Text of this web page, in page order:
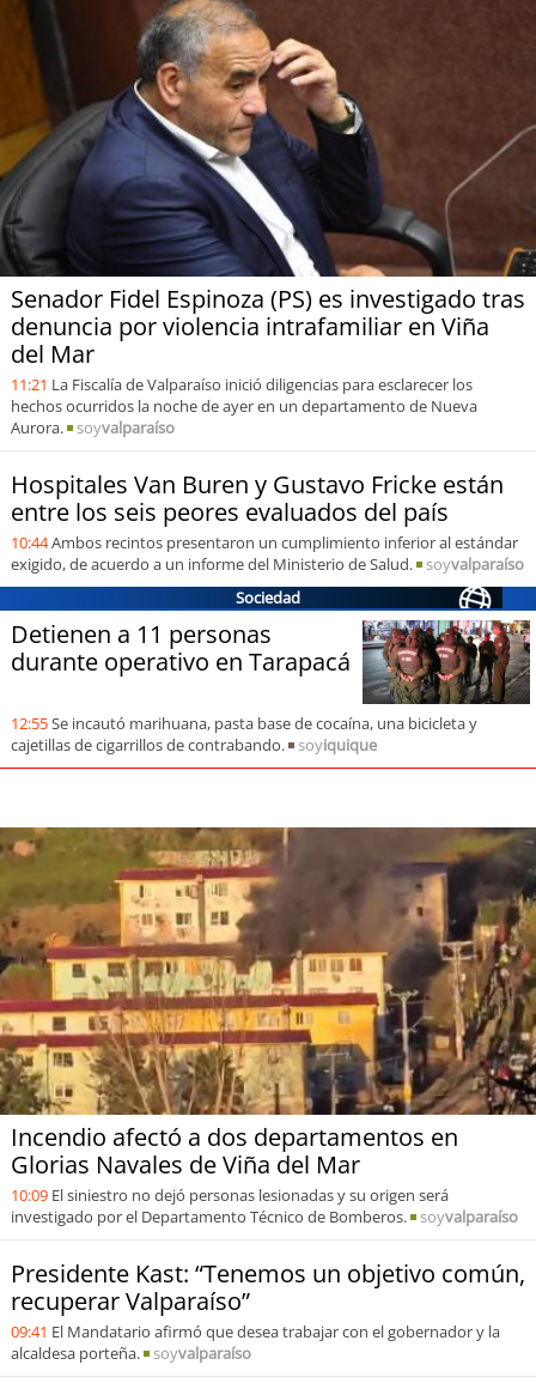
osorno
puertomontt
soychiloé
Senador Fidel Espinoza (PS) es investigado tras
denuncia por violencia intrafamiliar en Viña
del Mar
11:21 La Fiscalía de Valparaíso inició diligencias para esclarecer los
hechos ocurridos la noche de ayer en un departamento de Nueva
Aurora.
soyvalparaíso
Hospitales Van Buren y Gustavo Fricke están
entre los seis peores evaluados del país
10:44Ambos recintos presentaron un cumplimiento inferior al estándar
exigido, de acuerdo a un informe del Ministerio de Salud.
soyvalparaíso
Sociedad
Detienen a 11 personas
durante operativo en Tarapacá
12:55Se incautó marihuana, pasta base de cocaína, una bicicleta y
cajetillas de cigarrillos de contrabando.
soyiquique
Incendio afectó a dos departamentos en
Glorias Navales de Viña del Mar
10:09 El siniestro no dejó personas lesionadas y su origen será
investigado por el Departamento Técnico de Bomberos.
soyvalparaíso
Presidente Kast: “Tenemos un objetivo común,
recuperar Valparaíso”
09:41 El Mandatario afirmó que desea trabajar con el gobernador y la
alcaldesa porteña.
soyvalparaíso